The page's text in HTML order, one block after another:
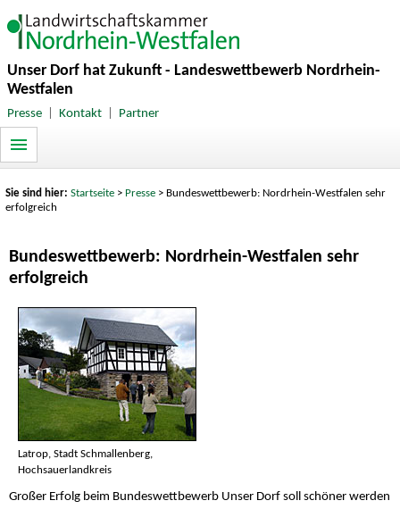
Unser Dorf hat Zukunft - Landeswettbewerb Nordrhein-
Westfalen
Presse| Kontakt| Partner
Sie sind hier:Startseite > Presse > Bundeswettbewerb: Nordrhein-Westfalen sehr
erfolgreich
Bundeswettbewerb: Nordrhein-Westfalen sehr
erfolgreich
Latrop, Stadt Schmallenberg,
Hochsauerlandkreis
Großer Erfolg beim Bundeswettbewerb Unser Dorf soll schöner werden